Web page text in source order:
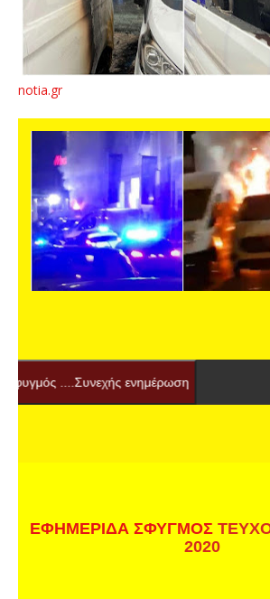
notia.gr
ενημέρωση
ΕΦΗΜΕΡΙΔΑ ΣΦΥΓΜΟΣ
2020